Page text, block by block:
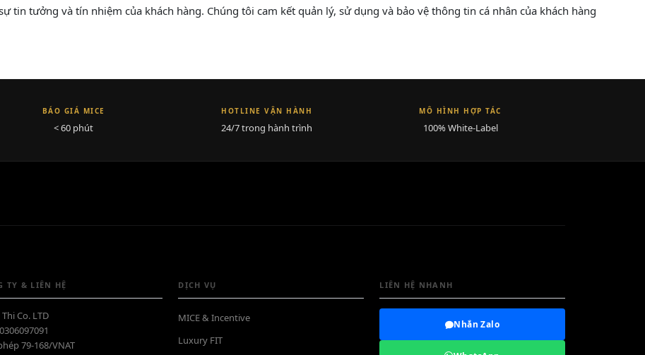
tin tưởng và tín nhiệm của khách hàng. Chúng tôi cam kết quản lý, sử dụng và bảo vệ thông tin cá nhân của khách hàng
BÁO GIÁ MICE
< 60 phút
HOTLINE VẬN HÀNH
24/7 trong hành trình
MÔ HÌNH HỢP TÁC
100% White-Label
TY & LIÊN HỆ
Co. LTD
79-168/VNAT
DỊCH VỤ
MICE & Incentive
Luxury FIT
LIÊN HỆ NHANH
Nhắn Zalo